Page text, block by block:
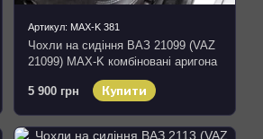
Артикул: MAX-K 381
Чохли на сидіння ВАЗ 21099 (VAZ
21099) MAX-K комбіновані аригона
5 900 грн
Купити